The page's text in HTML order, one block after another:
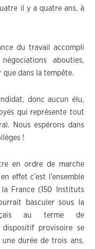
il y a quatre ans, à
du travail accompli
abouties,
que dans la tempête.
donc aucun élu,
qui représente tout
Nous espérons dans
!
en ordre de marche
effet c’est l’ensemble
France (150 Instituts
basculer sous la
au terme de
dispositif provisoire se
durée de trois ans.